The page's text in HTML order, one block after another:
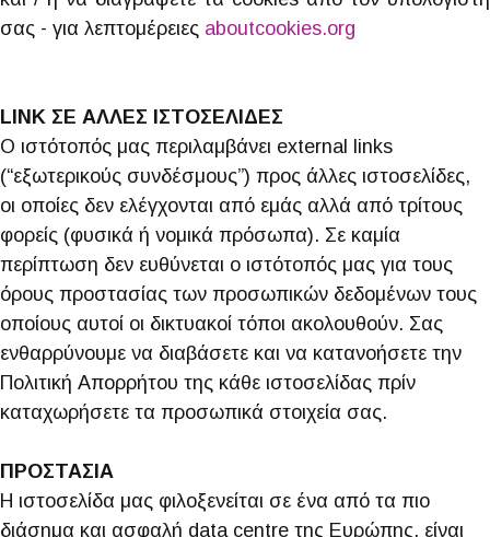
σας - για λεπτομέρειες aboutcookies.org
LINK ΣΕ ΑΛΛΕΣ ΙΣΤΟΣΕΛΙΔΕΣ
Ο ιστότοπός μας περιλαμβάνει external links
(“εξωτερικούς συνδέσμους”) προς άλλες ιστοσελίδες,
οι οποίες δεν ελέγχονται από εμάς αλλά από τρίτους
φορείς (φυσικά ή νομικά πρόσωπα). Σε καμία
περίπτωση δεν ευθύνεται ο ιστότοπός μας για τους
όρους προστασίας των προσωπικών δεδομένων τους
οποίους αυτοί οι δικτυακοί τόποι ακολουθούν. Σας
ενθαρρύνουμε να διαβάσετε και να κατανοήσετε την
Πολιτική Απορρήτου της κάθε ιστοσελίδας πρίν
καταχωρήσετε τα προσωπικά στοιχεία σας.
ΠΡΟΣΤΑΣΙΑ
Η ιστοσελίδα μας φιλοξενείται σε ένα από τα πιο
διάσημα και ασφαλή data centre της Ευρώπης, είναι